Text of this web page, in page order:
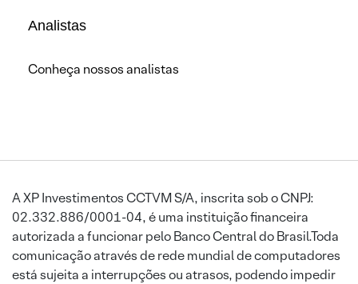
Analistas
Conheça nossos analistas
A XP Investimentos CCTVM S/A, inscrita sob o CNPJ:
02.332.886/0001-04, é uma instituição financeira
autorizada a funcionar pelo Banco Central do Brasil.Toda
comunicação através de rede mundial de computadores
está sujeita a interrupções ou atrasos, podendo impedir